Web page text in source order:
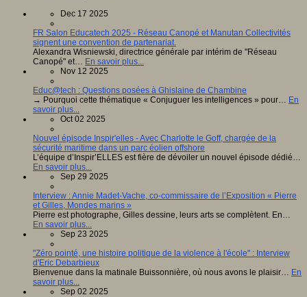
Dec 17 2025
FR Salon Educatech 2025 - Réseau Canopé et Manutan Collectivités
signent une convention de partenariat.
Alexandra Wisniewski, directrice générale par intérim de "Réseau
Canopé" et… En savoir plus...
Nov 12 2025
Educ@tech : Questions posées à Ghislaine de Chambine
→ Pourquoi cette thématique « Conjuguer les intelligences » pour… En
savoir plus...
Oct 02 2025
Nouvel épisode Inspir'elles - Avec Charlotte le Goff, chargée de la
sécurité maritime dans un parc éolien offshore
L’équipe d’Inspir’ELLES est fière de dévoiler un nouvel épisode dédié…
En savoir plus...
Sep 29 2025
Interview : Annie Madet-Vache, co-commissaire de l’Exposition « Pierre
et Gilles, Mondes marins »
Pierre est photographe, Gilles dessine, leurs arts se complètent. En…
En savoir plus...
Sep 23 2025
"Zéro pointé, une histoire politique de la violence à l'école" : Interview
d'Eric Debarbieux
Bienvenue dans la matinale Buissonnière, où nous avons le plaisir… En
savoir plus...
Sep 02 2025